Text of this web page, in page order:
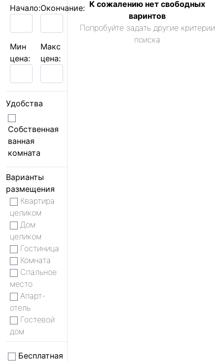
Начало:Окончание:
Мин
цена:
Макс
цена:
Удобства
Собственная
ванная
комната
Варианты
размещения
Квартира
целиком
Дом
целиком
Гостиница
Комната
Спальное
место
Апарт-
отель
Гостевой
дом
Бесплатная
К сожалению нет свободных
варинтов
Попробуйте задать другие критерии
поиска